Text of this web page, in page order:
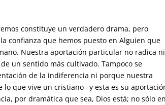
constituye un verdadero drama, pero
confianza que hemos puesto en Alguien que
Nuestra aportación particular no radica ni
un sentido más cultivado. Tampoco se
de la indiferencia ni porque nuestra
lo que vive un cristiano –y esta es su
por dramática que sea, Dios está; no sólo